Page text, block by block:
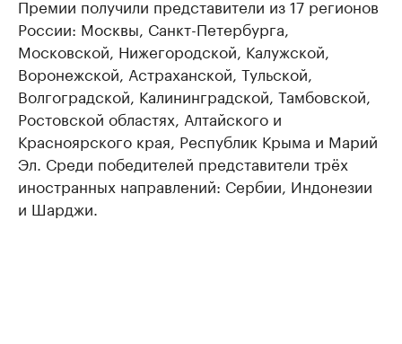
Премии получили представители из 17 регионов
России: Москвы, Санкт-Петербурга,
Московской, Нижегородской, Калужской,
Воронежской, Астраханской, Тульской,
Волгоградской, Калининградской, Тамбовской,
Ростовской областях, Алтайского и
Красноярского края, Республик Крыма и Марий
Эл. Среди победителей представители трёх
иностранных направлений: Сербии, Индонезии
и Шарджи.